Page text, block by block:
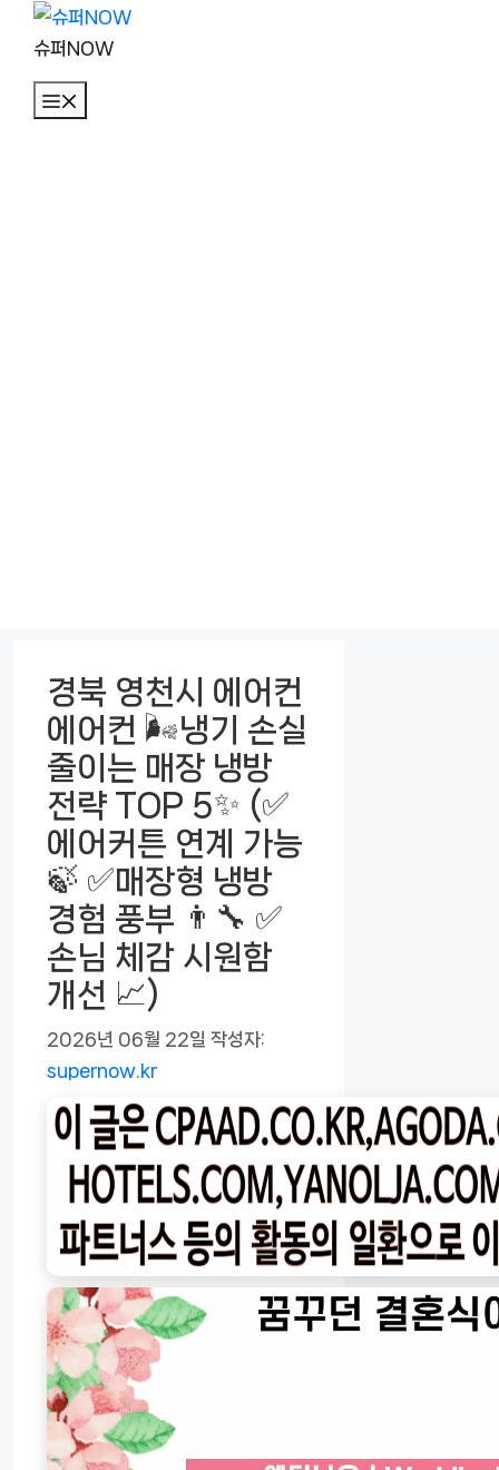
슈퍼NOW
경북 영천시 에어컨
에어컨 🌬️냉기 손실
줄이는 매장 냉방
전략 TOP 5✨ (✅
에어커튼 연계 가능
🍃 ✅매장형 냉방
경험 풍부 👨‍🔧 ✅
손님 체감 시원함
개선 📈)
2026년 06월 22일 작성자:
supernow.kr